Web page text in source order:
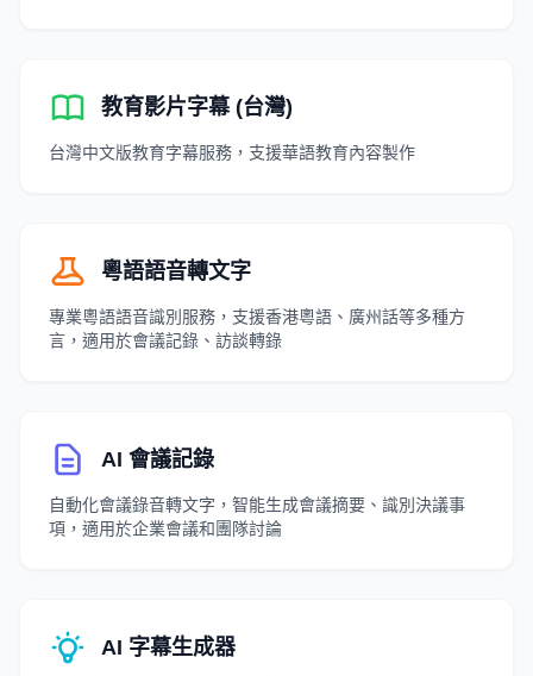
教育影片字幕 (台灣)
台灣中文版教育字幕服務，支援華語教育內容製作
粵語語音轉文字
專業粵語語音識別服務，支援香港粵語、廣州話等多種方
言，適用於會議記錄、訪談轉錄
AI 會議記錄
自動化會議錄音轉文字，智能生成會議摘要、識別決議事
項，適用於企業會議和團隊討論
AI 字幕生成器